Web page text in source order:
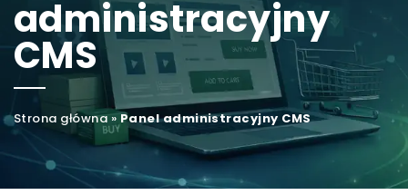
administracyjny
CMS
Strona główna» Panel administracyjny CMS